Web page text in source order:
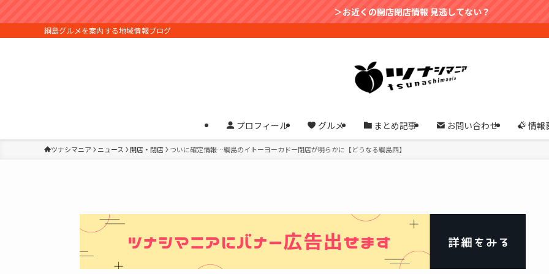
＞お近くの開店閉店情報 見逃してない？
綱島グルメを案内する地域情報ブログ
プロフィール グルメ まとめ記事 お問い合わせ 情報
ツナシマニア ニュース 開店・閉店 ついに確定情報…綱島のイトーヨーカドー閉店が明らかに【どうなる綱島西】